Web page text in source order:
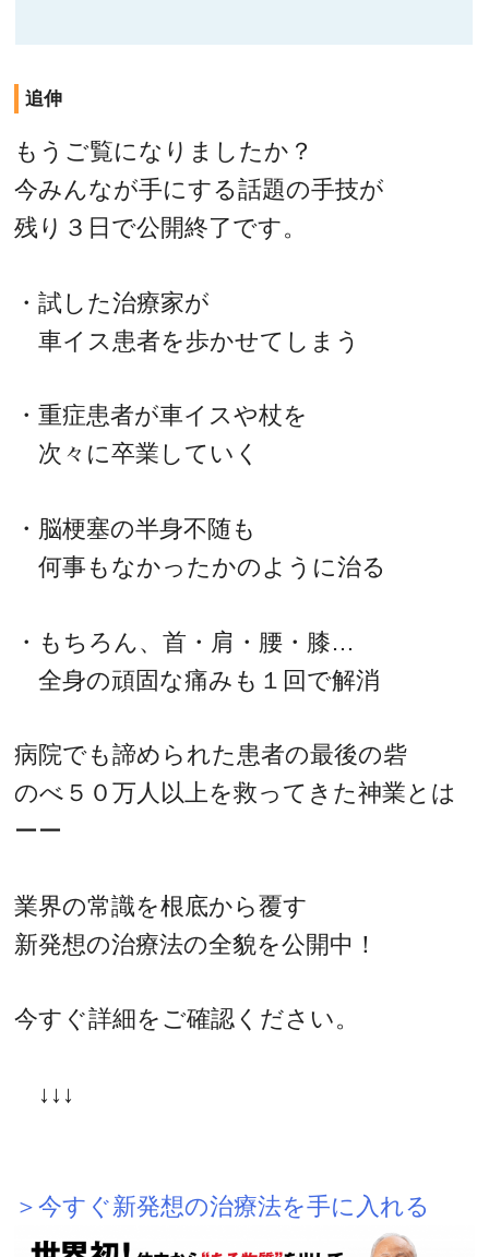
追伸
もうご覧になりましたか？
今みんなが手にする話題の手技が
残り３日で公開終了です。
・試した治療家が
車イス患者を歩かせてしまう
・重症患者が車イスや杖を
次々に卒業していく
・脳梗塞の半身不随も
何事もなかったかのように治る
・もちろん、首・肩・腰・膝…
全身の頑固な痛みも１回で解消
病院でも諦められた患者の最後の砦
のべ５０万人以上を救ってきた神業とは
ーー
業界の常識を根底から覆す
新発想の治療法の全貌を公開中！
今すぐ詳細をご確認ください。
↓↓↓
＞今すぐ新発想の治療法を手に入れる